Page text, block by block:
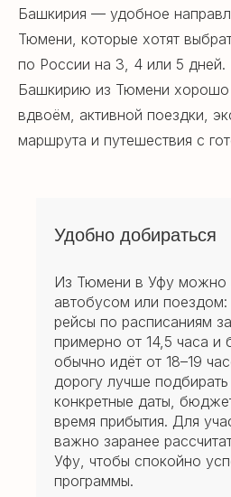
Башкирия — удобное
Тюмени, которые хотят
по России на 3, 4 или 5 дней.
Башкирию из Тюмени хорошо
вдвоём, активной поездки,
маршрута и путешествия с
Удобно добираться
Из Тюмени в Уфу можно
автобусом или поездом:
рейсы по расписаниям
примерно от 14,5 часа и
обычно идёт от 18–19
дорогу лучше
конкретные даты,
время прибытия. Для
важно заранее
Уфу, чтобы спокойно
программы.